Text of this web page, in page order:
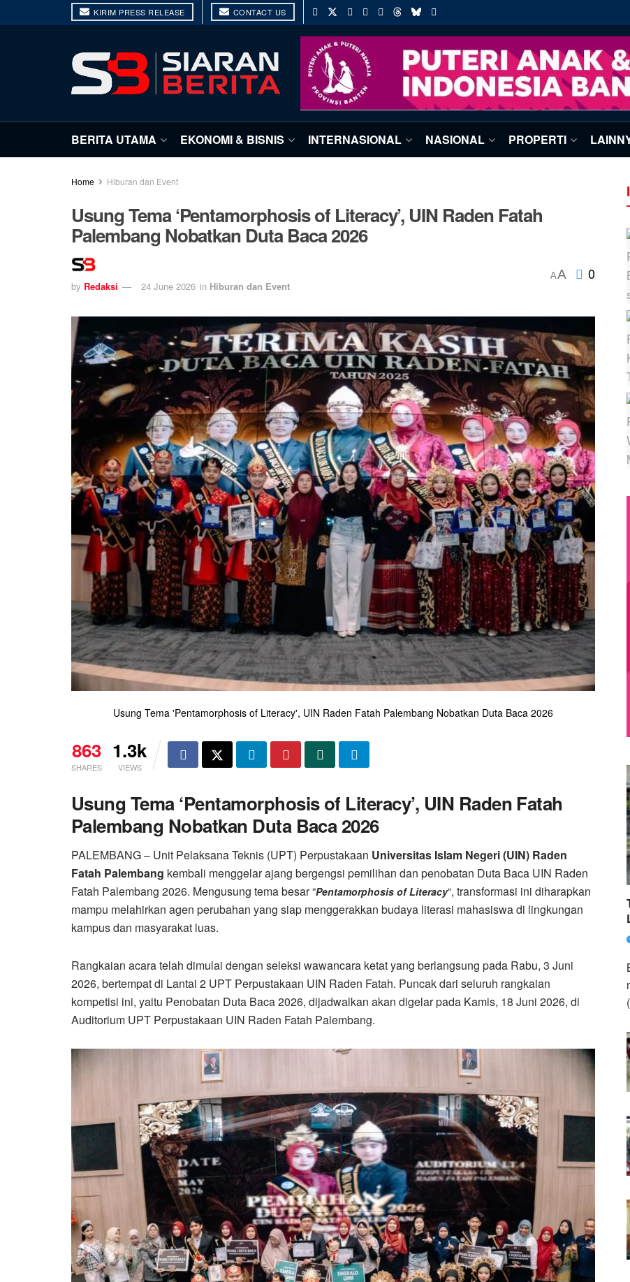
KIRIM PRESS RELEASE CONTACT US
BERITA UTAMA EKONOMI & BISNIS INTERNASIONAL NASIONAL PROPERTI
Home Hiburan dan Event
Usung Tema ‘Pentamorphosis of Literacy’, UIN Raden Fatah
Palembang Nobatkan Duta Baca 2026
by Redaksi 24 June 2026 in Hiburan dan Event
AA 0
Usung Tema 'Pentamorphosis of Literacy', UIN Raden Fatah Palembang Nobatkan Duta Baca 2026
863
SHARES
1.3k
VIEWS
Usung Tema ‘Pentamorphosis of Literacy’, UIN Raden Fatah
Palembang Nobatkan Duta Baca 2026
PALEMBANG – Unit Pelaksana Teknis (UPT) Perpustakaan Universitas Islam Negeri(UIN) Raden
Fatah Palembang kembali menggelar ajang bergengsi pemilihan dan penobatan Duta Baca UIN Raden
Fatah Palembang 2026. Mengusung tema besar “Pentamorphosis of Literacy“, transformasi ini diharapkan
mampu melahirkan agen perubahan yang siap menggerakkan budaya literasi mahasiswa di lingkungan
kampus dan masyarakat luas.
Rangkaian acara telah dimulai dengan seleksi wawancara ketat yang berlangsung pada Rabu, 3 Juni
2026, bertempat di Lantai 2 UPT Perpustakaan UIN Raden Fatah. Puncak dari seluruh rangkaian
kompetisi ini, yaitu Penobatan Duta Baca 2026, dijadwalkan akan digelar pada Kamis, 18 Juni 2026, di
Auditorium UPT Perpustakaan UIN Raden Fatah Palembang.